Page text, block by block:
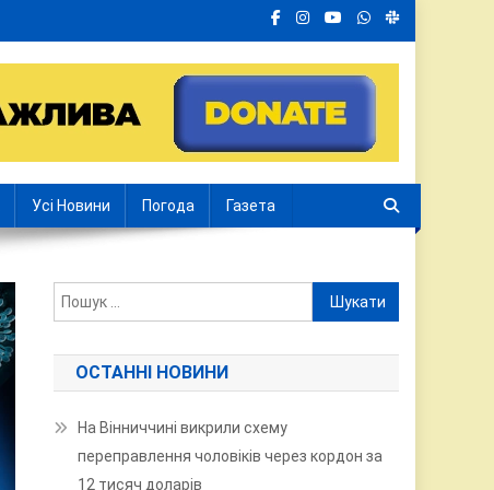
Усі Новини Погода Газета
Пошук:
ОСТАННІ НОВИНИ
На Вінниччині викрили схему
переправлення чоловіків через кордон за
12 тисяч доларів